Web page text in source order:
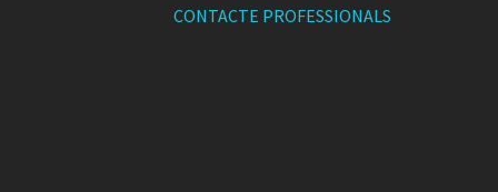
CONTACTE PROFESSIONALS